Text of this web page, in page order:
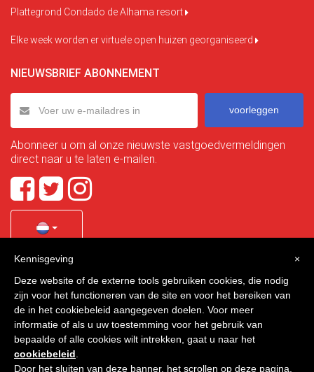
Plattegrond Condado de Alhama resort
Elke week worden er virtuele open huizen georganiseerd
NIEUWSBRIEF ABONNEMENT
voorleggen
Abonneer u om al onze nieuwste vastgoedvermeldingen
direct naar u te laten e-mailen.
Quality Homes Costa Calida
is a registered trademark of
La Manga Holiday Home SL duly registered with CIF / tax
no. B-30750053 and address: Bella Luz 07-05, 30389 La
Manga Club, Cartagena, Murcia, Spain.
×
Kennisgeving
Deze website of de externe tools gebruiken cookies, die nodig
zijn voor het functioneren van de site en voor het bereiken van
de in het cookiebeleid aangegeven doelen. Voor meer
informatie of als u uw toestemming voor het gebruik van
bepaalde of alle cookies wilt intrekken, gaat u naar het
cookiebeleid
Door het sluiten van deze banner, het scrollen op deze pagina,